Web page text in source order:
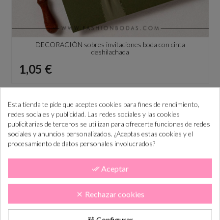
DECORACIÓN sobres invitaciones boda con cinta
deshilachada
Precio
1,05 €
Esta tienda te pide que aceptes cookies para fines de rendimiento,
redes sociales y publicidad. Las redes sociales y las cookies
publicitarias de terceros se utilizan para ofrecerte funciones de redes
sociales y anuncios personalizados. ¿Aceptas estas cookies y el
procesamiento de datos personales involucrados?
done_all Aceptar
clear Rechazar cookies